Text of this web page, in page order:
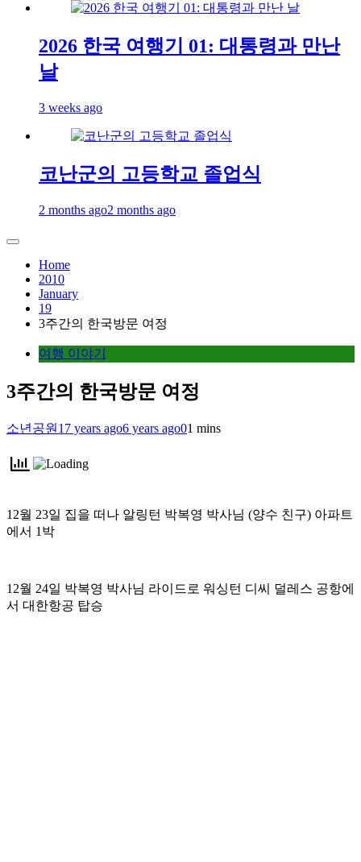
2026 한국 여행기 01: 대통령과 만난
날
3 weeks ago
코난군의 고등학교 졸업식
2 months ago2 months ago
Home
2010
January
19
3주간의 한국방문 여정
여행 이야기
3주간의 한국방문 여정
소년공원 17 years ago6 years ago01 mins
12월 23일 집을 떠나 알링턴 박복영 박사님 (양수 친구) 아파트
에서 1박
12월 24일 박복영 박사님 라이드로 워싱턴 디씨 덜레스 공항에
서 대한항공 탑승